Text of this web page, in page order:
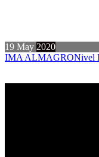
19 May 2020
IMA ALMAGRONivel